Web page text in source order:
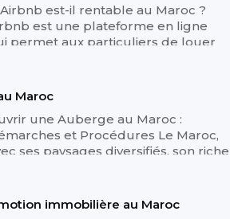
est-il rentable au Maroc ?
est une plateforme en ligne
permet aux particuliers de louer
Maroc
une Auberge au Maroc :
et Procédures Le Maroc,
ses paysages diversifiés, son riche
immobilière au Maroc